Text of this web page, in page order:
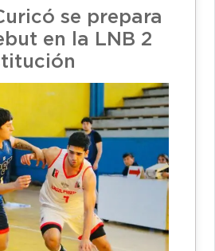
se prepara
en la LNB 2